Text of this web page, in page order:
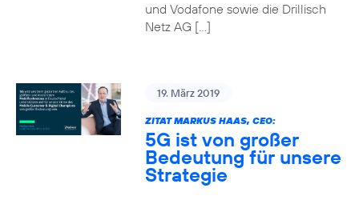
und Vodafone sowie die Drillisch
Netz AG […]
19. März 2019
ZITAT MARKUS HAAS, CEO:
5G ist von großer
Bedeutung für unsere
Strategie